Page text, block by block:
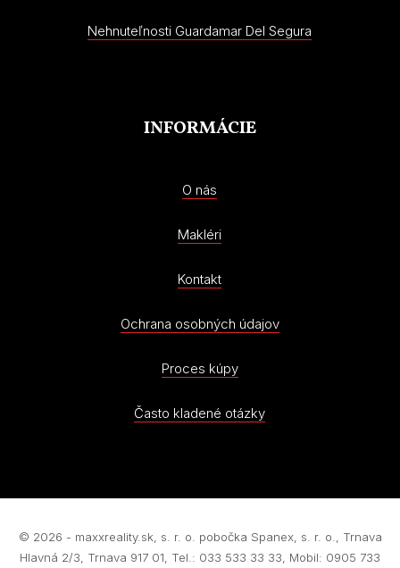
Nehnuteľnosti Guardamar Del Segura
INFORMÁCIE
O nás
Makléri
Kontakt
Ochrana osobných údajov
Proces kúpy
Často kladené otázky
© 2026 - maxxreality.sk, s. r. o. pobočka Spanex, s. r. o., Trnava
Hlavná 2/3, Trnava 917 01, Tel.: 033 533 33 33, Mobil: 0905 733